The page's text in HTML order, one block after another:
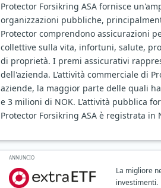
Protector Forsikring ASA fornisce
organizzazioni pubbliche,
Protector comprendono assicurazioni
collettive sulla vita, infortuni, salute,
di proprietà. I premi assicurativi
dell'azienda. L'attività commerciale di
aziende, la maggior parte delle quali
e 3 milioni di NOK. L'attività pubblica
Protector Forsikring ASA è registrata in
ANNUNCIO
La migliore
investimenti.